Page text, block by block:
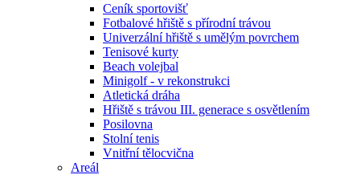
Ceník sportovišť
Fotbalové hřiště s přírodní trávou
Univerzální hřiště s umělým povrchem
Tenisové kurty
Beach volejbal
Minigolf - v rekonstrukci
Atletická dráha
Hřiště s trávou III. generace s osvětlením
Posilovna
Stolní tenis
Vnitřní tělocvična
Areál